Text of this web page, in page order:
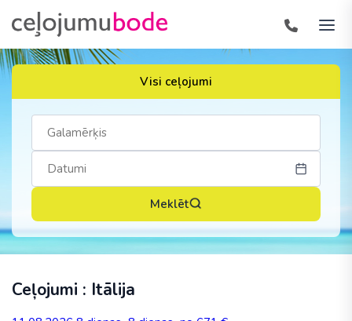
Visi ceļojumi
Meklēt
Ceļojumi : Itālija